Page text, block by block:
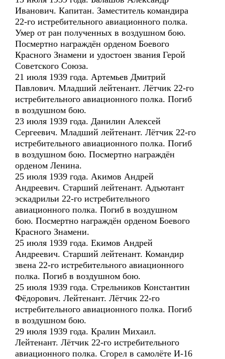
Иванович. Капитан. Заместитель командира
22-го истребительного авиационного полка.
Умер от ран полученных в воздушном бою.
Посмертно награждён орденом Боевого
Красного Знамени и удостоен звания Герой
Советского Союза.
21 июля 1939 года. Артемьев Дмитрий
Павлович. Младший лейтенант. Лётчик 22-го
истребительного авиационного полка. Погиб
в воздушном бою.
23 июля 1939 года. Данилин Алексей
Сергеевич. Младший лейтенант. Лётчик 22-го
истребительного авиационного полка. Погиб
в воздушном бою. Посмертно награждён
орденом Ленина.
25 июля 1939 года. Акимов Андрей
Андреевич. Старший лейтенант. Адъютант
эскадрильи 22-го истребительного
авиационного полка. Погиб в воздушном
бою. Посмертно награждён орденом Боевого
Красного Знамени.
25 июля 1939 года. Екимов Андрей
Андреевич. Старший лейтенант. Командир
звена 22-го истребительного авиационного
полка. Погиб в воздушном бою.
25 июля 1939 года. Стрельников Константин
Фёдорович. Лейтенант. Лётчик 22-го
истребительного авиационного полка. Погиб
в воздушном бою.
29 июля 1939 года. Кралин Михаил.
Лейтенант. Лётчик 22-го истребительного
авиационного полка. Сгорел в самолёте И-16